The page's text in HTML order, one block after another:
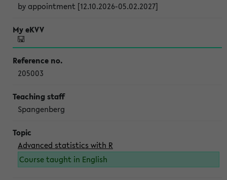
by appointment [12.10.2026-05.02.2027]
205003
Spangenberg
Advanced statistics with R
Course taught in English